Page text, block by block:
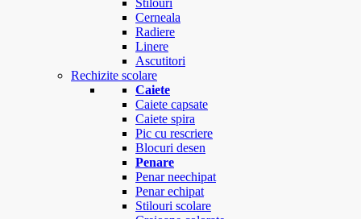
Stilouri
Cerneala
Radiere
Linere
Ascutitori
Rechizite scolare
Caiete
Caiete capsate
Caiete spira
Pic cu rescriere
Blocuri desen
Penare
Penar neechipat
Penar echipat
Stilouri scolare